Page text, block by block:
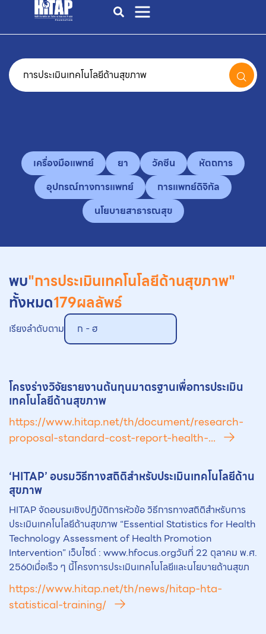
เครื่องมือแพทย์ ยา วัคซีน
หัตถการ
อุปกรณ์ทางการแพทย์
การแพทย์ดิจิทัล
นโยบายสาธารณสุข
พบ"การประเมินเทคโนโลยีด้านสุขภาพ"
ทั้งหมด179ผลลัพธ์
เรียงลำดับตาม ก - ฮ
โครงร่างวิจัยรายงานต้นทุนมาตรฐานเพื่อการประเมิน
เทคโนโลยีด้านสุขภาพ
https://www.hitap.net/th/document/research-
proposal-standard-cost-report-health-...
‘HITAP’ อบรมวิธีทางสถิติสำหรับประเมินเทคโนโลยีด้าน
สุขภาพ
HITAP จัดอบรมเชิงปฏิบัติการหัวข้อ วิธีการทางสถิติสำหรับการ
ประเมินเทคโนโลยีด้านสุขภาพ “Essential Statistics for Health
Technology Assessment of Health Promotion
Intervention” เว็บไซต์ : www.hfocus.orgวันที่ 22 ตุลาคม พ.ศ.
2560เมื่อเร็ว ๆ นี้โครงการประเมินเทคโนโลยีและนโยบายด้านสุขภ
https://www.hitap.net/th/news/hitap-hta-
statistical-training/